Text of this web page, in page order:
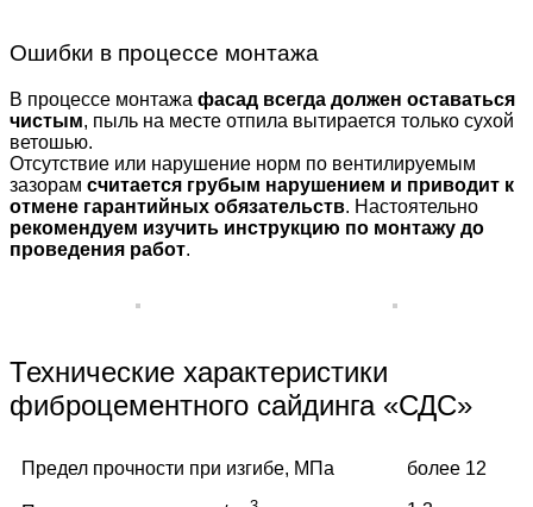
Ошибки в процессе монтажа
В процессе монтажа фасад всегда должен оставаться
чистым, пыль на месте отпила вытирается только сухой
ветошью.
Отсутствие или нарушение норм по вентилируемым
зазорам считается грубым нарушением и приводит к
отмене гарантийных обязательств. Настоятельно
рекомендуем изучить инструкцию по монтажу до
проведения работ.
Технические характеристики
фиброцементного сайдинга «СДС»
Предел прочности при изгибе, МПа более 12